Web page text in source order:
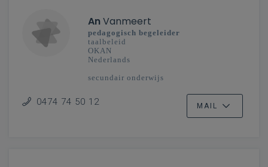
AnVanmeert
pedagogisch begeleider
taalbeleid
OKAN
Nederlands
secundair onderwijs
0474 74 50 12 MAIL